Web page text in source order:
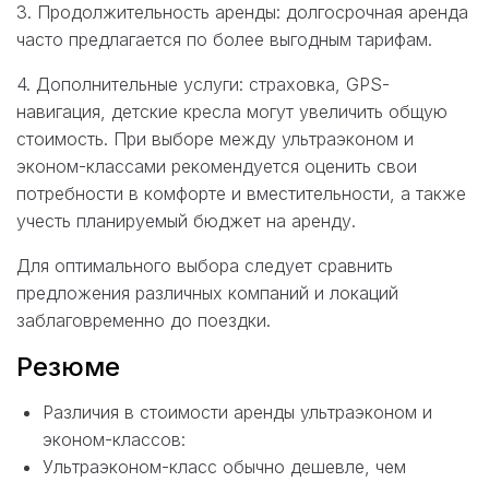
3. Продолжительность аренды: долгосрочная аренда
часто предлагается по более выгодным тарифам.
4. Дополнительные услуги: страховка, GPS-
навигация, детские кресла могут увеличить общую
стоимость. При выборе между ультраэконом и
эконом-классами рекомендуется оценить свои
потребности в комфорте и вместительности, а также
учесть планируемый бюджет на аренду.
Для оптимального выбора следует сравнить
предложения различных компаний и локаций
заблаговременно до поездки.
Резюме
Различия в стоимости аренды ультраэконом и
эконом-классов:
Ультраэконом-класс обычно дешевле, чем